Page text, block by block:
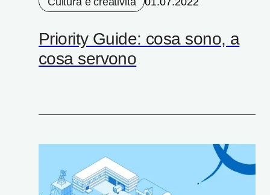
Priority Guide: cosa sono, a
cosa servono